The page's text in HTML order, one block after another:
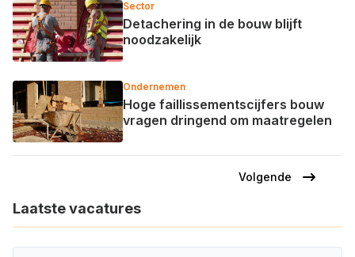
Sector
Detachering in de bouw blijft
noodzakelijk
Ondernemen
Hoge faillissementscijfers bouw
vragen dringend om maatregelen
Volgende
Volgende
Laatste vacatures